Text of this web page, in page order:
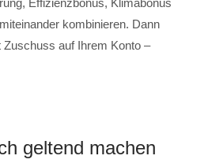
Effizienzbonus, Klimabonus
kombinieren. Dann
auf Ihrem Konto –
geltend machen